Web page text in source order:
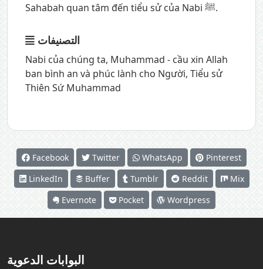
Sahabah quan tâm đến tiểu sử của Nabi ﷺ.
التصنيفات
Nabi của chúng ta, Muhammad - cầu xin Allah
ban bình an và phúc lành cho Người, Tiểu sử
Thiên Sứ Muhammad
Facebook Twitter WhatsApp
Pinterest
LinkedIn
Buffer Tumblr Reddit
Mix
Evernote
Pocket Wordpress
البوابات الدعوية